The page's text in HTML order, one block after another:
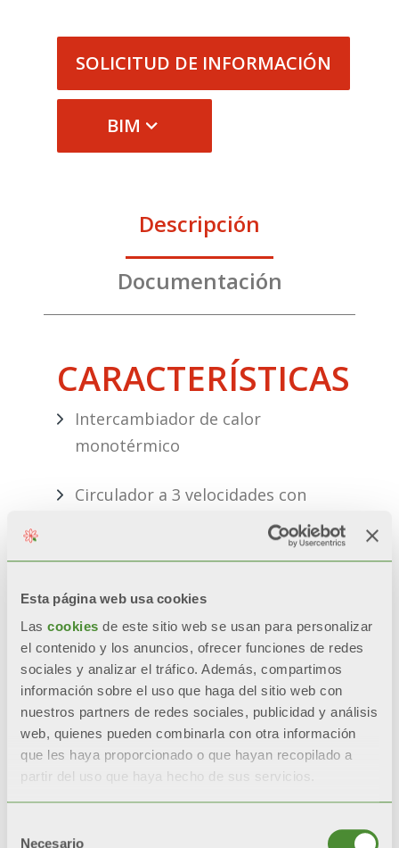
Esta página web usa cookies
Las cookies de este sitio web se usan para personalizar
el contenido y los anuncios, ofrecer funciones de redes
sociales y analizar el tráfico. Además, compartimos
información sobre el uso que haga del sitio web con
nuestros partners de redes sociales, publicidad y análisis
web, quienes pueden combinarla con otra información
que les haya proporcionado o que hayan recopilado a
partir del uso que haya hecho de sus servicios.
Necesario
SOLICITUD DE INFORMACIÓN
BIM
Descripción
Documentación
CARACTERÍSTICAS
Intercambiador de calor
monotérmico
Circulador a 3 velocidades con
7 litros
Parámetros programables para
adaptar la caldera a la instalación
y lista de las alarmas
Intercambiador sanitario de
placas en acero inoxidable